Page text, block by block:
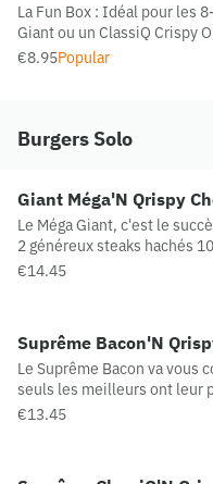
La Fun Box : Idéal pour les
Giant ou un ClassiQ Crispy
cheeseburger ou ses
€8.95Popular
Burgers Solo
Giant Méga'N Qrispy
Le Méga Giant, c'est le
2 généreux steaks hachés
version Méga ! Cerise sur le
€14.45
Suprême Bacon'N
Le Suprême Bacon va vous
seuls les meilleurs ont leur
Suprême, les ingrédients les
€13.45